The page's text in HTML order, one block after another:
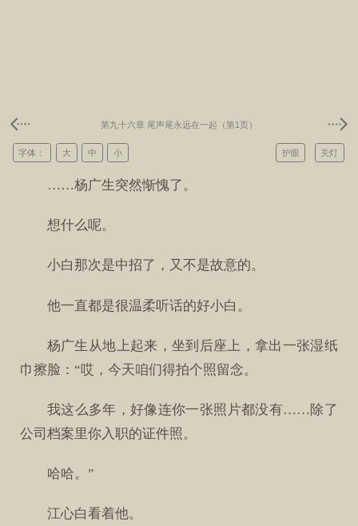
第九十六章 尾声尾永远在一起（第1页）
关灯
护眼
字体： 大 中 小
……杨广生突然惭愧了。
想什么呢。
小白那次是中招了，又不是故意的。
他一直都是很温柔听话的好小白。
杨广生从地上起来，坐到后座上，拿出一张湿纸
巾擦脸：“哎，今天咱们得拍个照留念。
我这么多年，好像连你一张照片都没有……除了
公司档案里你入职的证件照。
哈哈。”
江心白看着他。